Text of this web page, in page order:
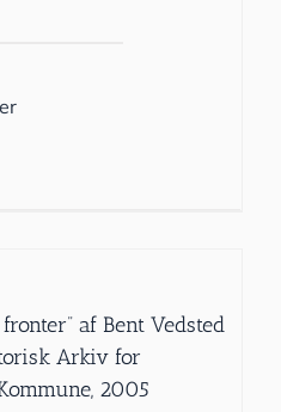
af Bent Vedsted
Arkiv for
2005